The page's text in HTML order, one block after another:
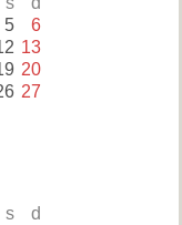
5 6
13
20
27
s d